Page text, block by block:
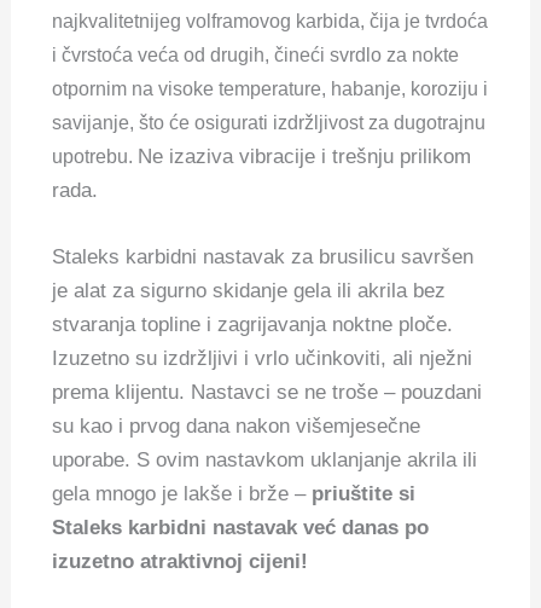
najkvalitetnijeg volframovog karbida, čija je tvrdoća
i čvrstoća veća od drugih, čineći svrdlo za nokte
otpornim na visoke temperature, habanje, koroziju i
savijanje, što će osigurati izdržljivost za dugotrajnu
upotrebu. Ne izaziva vibracije i trešnju prilikom
rada.
Staleks karbidni nastavak za brusilicu savršen
je alat za sigurno skidanje gela ili akrila bez
stvaranja topline i zagrijavanja noktne ploče.
Izuzetno su izdržljivi i vrlo učinkoviti, ali nježni
prema klijentu. Nastavci se ne troše – pouzdani
su kao i prvog dana nakon višemjesečne
uporabe. S ovim nastavkom uklanjanje akrila ili
gela mnogo je lakše i brže – priuštite si
Staleks karbidni nastavak već danas po
izuzetno atraktivnoj cijeni!